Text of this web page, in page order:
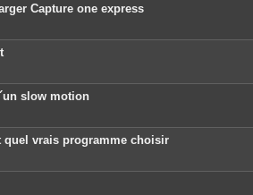
Capture one express
slow motion
quel vrais programme choisir